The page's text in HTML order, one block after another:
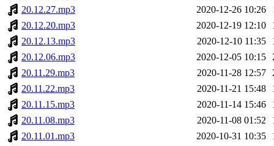
20.12.27.mp3
2020-12-26 10:26
20.12.20.mp3
2020-12-19 12:10
20.12.13.mp3
2020-12-10 11:35
20.12.06.mp3
2020-12-05 10:15
20.11.29.mp3
2020-11-28 12:57
20.11.22.mp3
2020-11-21 15:48
20.11.15.mp3
2020-11-14 15:46
20.11.08.mp3
2020-11-08 01:52
20.11.01.mp3
2020-10-31 10:35